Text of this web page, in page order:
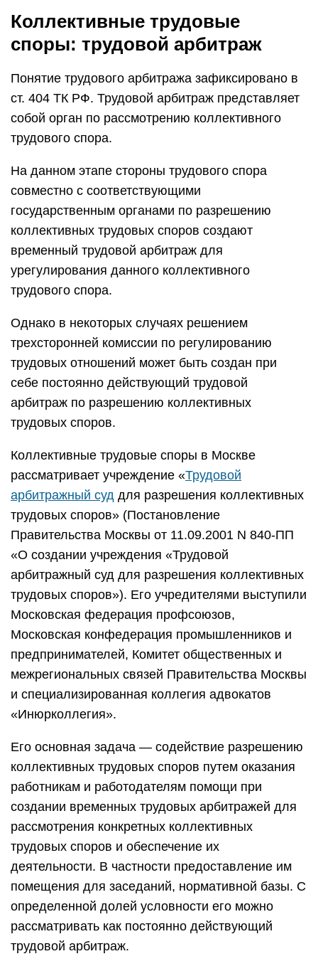
Коллективные трудовые
споры: трудовой арбитраж
Понятие трудового арбитража зафиксировано в
ст. 404 ТК РФ. Трудовой арбитраж представляет
собой орган по рассмотрению коллективного
трудового спора.
На данном этапе стороны трудового спора
совместно с соответствующими
государственным органами по разрешению
коллективных трудовых споров создают
временный трудовой арбитраж для
урегулирования данного коллективного
трудового спора.
Однако в некоторых случаях решением
трехсторонней комиссии по регулированию
трудовых отношений может быть создан при
себе постоянно действующий трудовой
арбитраж по разрешению коллективных
трудовых споров.
Коллективные трудовые споры в Москве
рассматривает учреждение «Трудовой
арбитражный суд для разрешения коллективных
трудовых споров» (Постановление
Правительства Москвы от 11.09.2001 N 840-ПП
«О создании учреждения «Трудовой
арбитражный суд для разрешения коллективных
трудовых споров»). Его учредителями выступили
Московская федерация профсоюзов,
Московская конфедерация промышленников и
предпринимателей, Комитет общественных и
межрегиональных связей Правительства Москвы
и специализированная коллегия адвокатов
«Инюрколлегия».
Его основная задача — содействие разрешению
коллективных трудовых споров путем оказания
работникам и работодателям помощи при
создании временных трудовых арбитражей для
рассмотрения конкретных коллективных
трудовых споров и обеспечение их
деятельности. В частности предоставление им
помещения для заседаний, нормативной базы. С
определенной долей условности его можно
рассматривать как постоянно действующий
трудовой арбитраж.